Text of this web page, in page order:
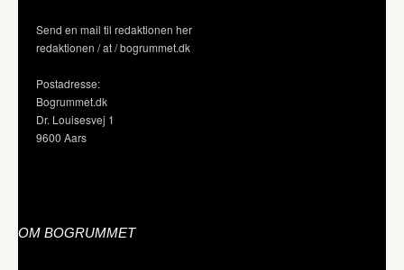
Send en mail til redaktionen her
redaktionen / at / bogrummet.dk
Postadresse:
Bogrummet.dk
Dr. Louisesvej 1
9600 Aars
OM BOGRUMMET